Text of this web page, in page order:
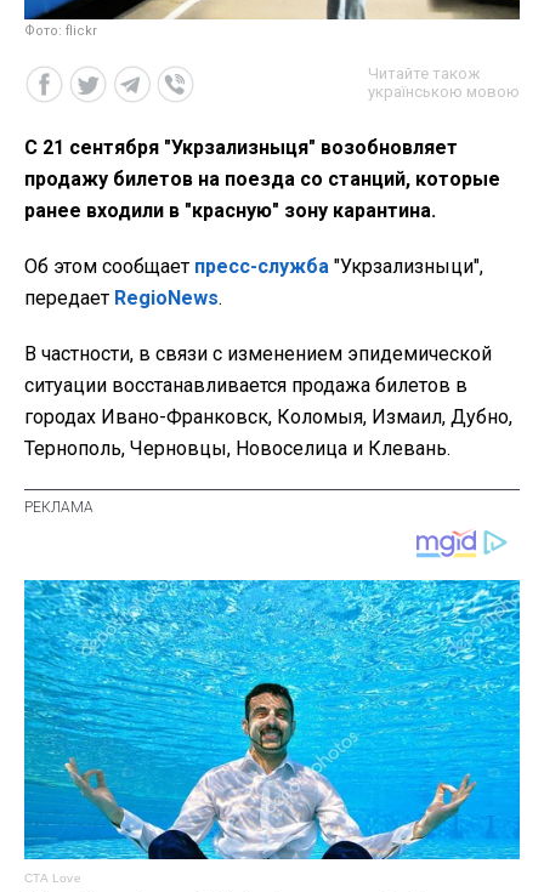
Фото: flickr
Читайте також
українською мовою
С 21 сентября "Укрзализныця" возобновляет
продажу билетов на поезда со станций, которые
ранее входили в "красную" зону карантина.
Об этом сообщает пресс-служба "Укрзализныци",
передает RegioNews.
В частности, в связи с изменением эпидемической
ситуации восстанавливается продажа билетов в
городах Ивано-Франковск, Коломыя, Измаил, Дубно,
Тернополь, Черновцы, Новоселица и Клевань.